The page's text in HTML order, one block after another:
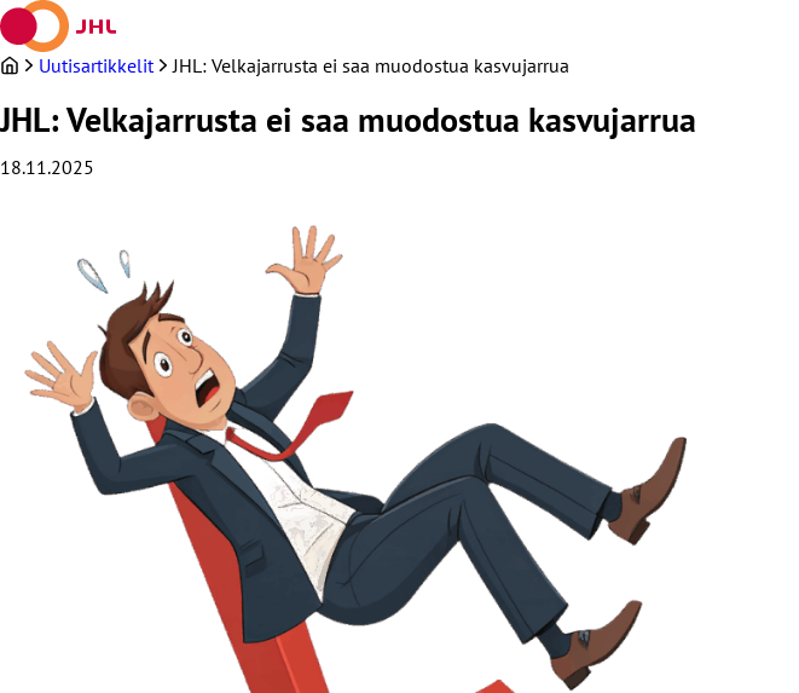
Siirry
sisältöön
Uutisartikkelit JHL: Velkajarrusta ei saa muodostua kasvujarrua
JHL: Velkajarrusta ei saa muodostua kasvujarrua
18.11.2025